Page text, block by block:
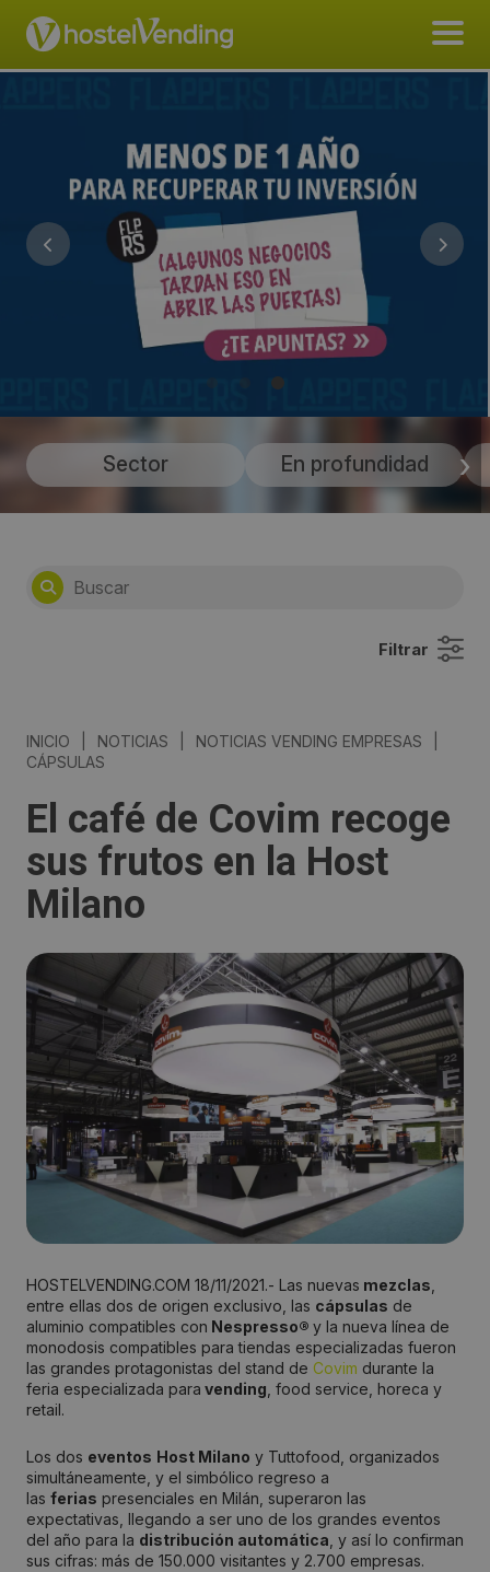
Sector En profundidad
Filtrar
INICIO NOTICIAS NOTICIAS VENDING EMPRESAS
CÁPSULAS
El café de Covim recoge
sus frutos en la Host
Milano
HOSTELVENDING.COM 18/11/2021.- Las nuevas mezclas
entre ellas dos de origen exclusivo, las cápsulas de
aluminio compatibles con Nespresso® y la nueva línea de
monodosis compatibles para tiendas especializadas fueron
las grandes protagonistas del stand de Covim durante la
feria especializada para vending , food service, horeca y
retail.
Los dos eventos Host Milano y Tuttofood, organizados
simultáneamente, y el simbólico regreso a
las ferias presenciales en Milán, superaron las
expectativas, llegando a ser uno de los grandes eventos
del año para la distribución automática , y así lo confirman
sus cifras: más de 150.000 visitantes y 2.700 empresas.